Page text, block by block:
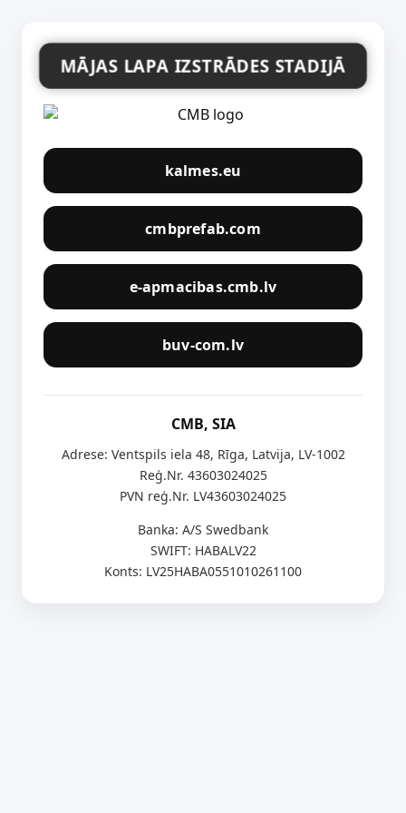
MĀJAS LAPA IZSTRĀDES STADIJĀ
kalmes.eu
cmbprefab.com
e-apmacibas.cmb.lv
buv-com.lv
CMB, SIA
Adrese: Ventspils iela 48, Rīga, Latvija, LV-1002
Reģ.Nr. 43603024025
PVN reģ.Nr. LV43603024025
Banka: A/S Swedbank
SWIFT: HABALV22
Konts: LV25HABA0551010261100